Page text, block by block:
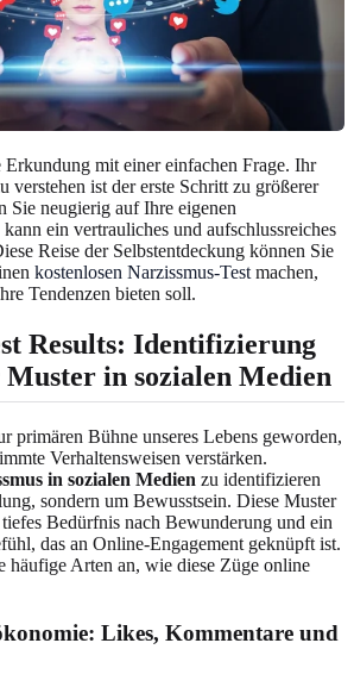
mit einer einfachen Frage. Ihr
verstehen ist der erste Schritt zu größerer
Sie neugierig auf Ihre eigenen
ein vertrauliches und aufschlussreiches
Reise der Selbstentdeckung können Sie
kostenlosen Narzissmus-Test machen,
Tendenzen bieten soll.
Results: Identifizierung
in sozialen Medien
primären Bühne unseres Lebens geworden,
Verhaltensweisen verstärken.
in sozialen Medien zu identifizieren
sondern um Bewusstsein. Diese Muster
Bedürfnis nach Bewunderung und ein
das an Online-Engagement geknüpft ist.
häufige Arten an, wie diese Züge online
Likes, Kommentare und